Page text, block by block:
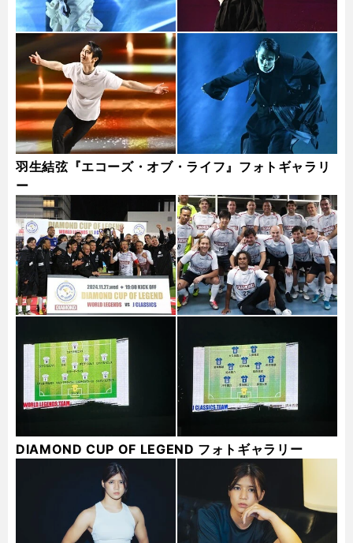
羽生結弦『エコーズ・オブ・ライフ』フォトギャラリ
ー
DIAMOND CUP OF LEGEND フォトギャラリー